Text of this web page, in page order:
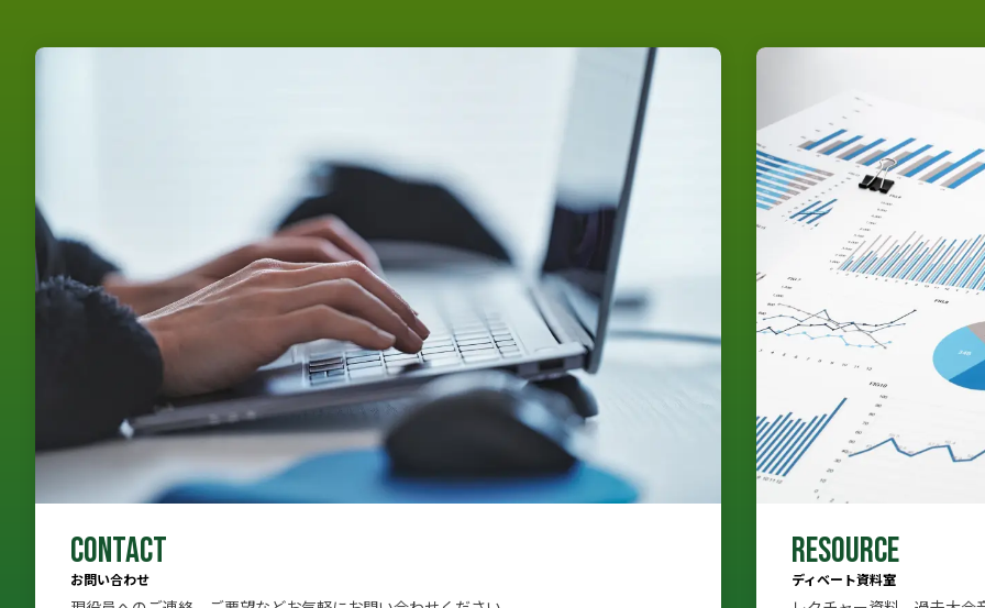
CONTACT
お問い合わせ
RESOURCE
ディベート資料室